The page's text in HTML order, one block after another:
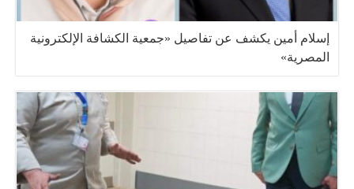
إسلام أمين يكشف عن تفاصيل «جمعية الكشافة الإلكترونية
المصرية»